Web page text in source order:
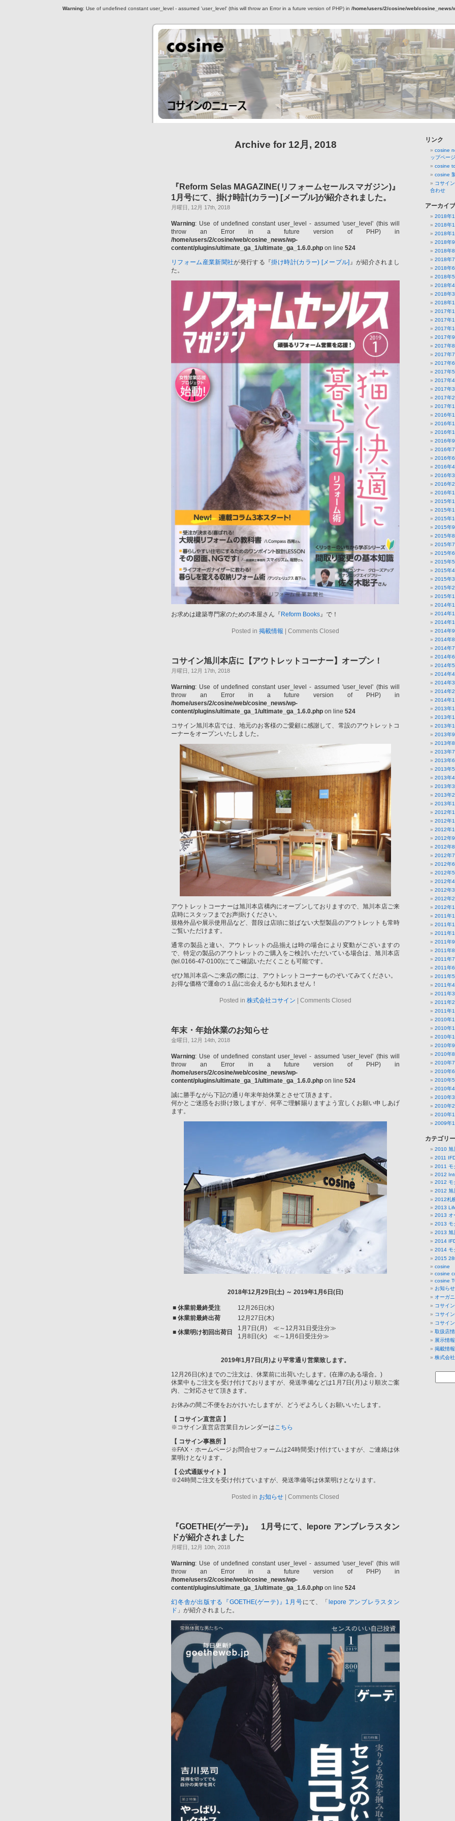
Warning: Use of undefined constant user_level - assumed 'user_level' (this will throw an Error in a future version of PHP) in /home/users/2/cosine/web/
Archive for 12月, 2018
『Reform Selas MAGAZINE(リフォームセールスマガジン)』
1月号にて、掛け時計(カラー) [メープル]が紹介されました。
月曜日, 12月 17th, 2018
Warning: Use of undefined constant user_level - assumed 'user_level' (this will
throw an Error in a future version of PHP) in
/home/users/2/cosine/web/cosine_news/wp-
content/plugins/ultimate_ga_1/ultimate_ga_1.6.0.php on line 524
リフォーム産業新聞社が発行する『掛け時計(カラー) [メープル] 』が紹介されまし
た。
お求めは建築専門家のための本屋さん『 Reform Books』で！
Posted in 掲載情報 Comments Closed
コサイン旭川本店に【アウトレットコーナー】オープン！
月曜日, 12月 17th, 2018
Warning: Use of undefined constant user_level - assumed 'user_level' (this will
throw an Error in a future version of PHP) in
/home/users/2/cosine/web/cosine_news/wp-
content/plugins/ultimate_ga_1/ultimate_ga_1.6.0.php on line 524
コサイン旭川本店では、地元のお客様のご愛顧に感謝して、常設のアウトレットコ
ーナーをオープンいたしました。
アウトレットコーナーは旭川本店構内にオープンしておりますので、旭川本店ご来
店時にスタッフまでお声掛けください。
規格外品や展示使用品など、普段は店頭に並ばない大型製品のアウトレットも常時
ご覧いただけます。
通常の製品と違い、アウトレットの品揃えは時の場合により変動がございますの
で、特定の製品のアウトレットのご購入をご検討いただいている場合は、旭川本店
(tel.0166-47-0100)にてご確認いただくことも可能です。
ぜひ旭川本店へご来店の際には、アウトレットコーナーものぞいてみてください。
お得な価格で運命の１品に出会えるかも知れません！
Posted in 株式会社コサイン Comments Closed
年末・年始休業のお知らせ
金曜日, 12月 14th, 2018
Warning: Use of undefined constant user_level - assumed 'user_level' (this will
throw an Error in a future version of PHP) in
/home/users/2/cosine/web/cosine_news/wp-
content/plugins/ultimate_ga_1/ultimate_ga_1.6.0.php on line 524
誠に勝手ながら下記の通り年末年始休業とさせて頂きます。
何かとご迷惑をお掛け致しますが、何卒ご理解賜りますよう宜しくお願い申しあげ
ます。
2018年12月29日(土) ～ 2019年1月6日(日)
■ 休業前最終受注
12月26日(水)
■ 休業前最終出荷
12月27日(木)
■ 休業明け初回出荷日
1月7日(月) ≪～12月31日受注分≫
1月8日(火) ≪～1月6日受注分≫
2019年1月7日(月)より平常通り営業致します。
12月26日(水)までのご注文は、休業前に出荷いたします。(在庫のある場合。)
休業中もご注文を受け付けておりますが、発送準備などは1月7日(月)より順次ご案
内、ご対応させて頂きます。
お休みの間ご不便をおかけいたしますが、どうぞよろしくお願いいたします。
【 コサイン直営店 】
※コサイン直営店営業日カレンダーはこちら
【 コサイン事務所 】
※FAX・ホームページお問合せフォームは24時間受け付けていますが、ご連絡は休
業明けとなります。
【 公式通販サイト 】
※24時間ご注文を受け付けていますが、発送準備等は休業明けとなります。
Posted in お知らせ Comments Closed
『GOETHE(ゲーテ)』 1月号にて、lepore アンブレラスタン
ドが紹介されました
月曜日, 12月 10th, 2018
Warning: Use of undefined constant user_level - assumed 'user_level' (this will
throw an Error in a future version of PHP) in
/home/users/2/cosine/web/cosine_news/wp-
content/plugins/ultimate_ga_1/ultimate_ga_1.6.0.php on line 524
幻冬舎が出版する『GOETHE(ゲーテ)』1月号にて、「 lepore アンブレラスタン
ド 」が紹介されました。
リンク
cosine
ップページ
cosine
cosine
コサイ
合わせ
アーカイブ
2018年
2018年
2018年
2018年9
2018年8
2018年7
2018年6
2018年5
2018年4
2018年3
2018年1
2017年
2017年
2017年
2017年9
2017年8
2017年7
2017年6
2017年5
2017年4
2017年3
2017年2
2017年1
2016年
2016年
2016年
2016年9
2016年7
2016年6
2016年4
2016年3
2016年2
2016年1
2015年
2015年
2015年
2015年9
2015年8
2015年7
2015年6
2015年5
2015年4
2015年3
2015年2
2015年1
2014年
2014年
2014年
2014年9
2014年8
2014年7
2014年6
2014年5
2014年4
2014年3
2014年2
2014年1
2013年
2013年
2013年
2013年9
2013年8
2013年7
2013年6
2013年5
2013年4
2013年3
2013年2
2013年1
2012年
2012年
2012年
2012年9
2012年8
2012年7
2012年6
2012年5
2012年4
2012年3
2012年2
2012年1
2011年
2011年
2011年
2011年9
2011年8
2011年7
2011年6
2011年5
2011年4
2011年3
2011年2
2011年1
2010年
2010年
2010年
2010年9
2010年8
2010年7
2010年6
2010年5
2010年4
2010年3
2010年2
2010年1
2009年
カテゴリー
2010 旭
2011
2011 モ
2012
2012 モ
2012 旭
2012札
2013
2013 オ
2013 モ
2013 旭
2014
2014 モ
2015
cosine
cosine
cosine
お知らせ
オーガ
コサイ
コサイ
コサイ
取扱店
展示情報
掲載情報
株式会